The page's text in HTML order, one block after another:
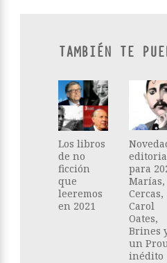
TAMBIÉN TE
Los libros
de no
ficción
que
leeremos
en 2021
para
Marías,
Cercas,
Carol
Oates,
Brines
un
inédito